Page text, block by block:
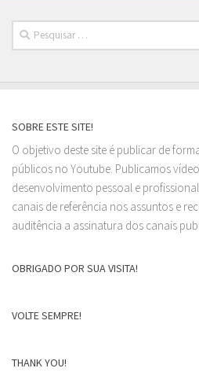
Pesquisar
por:
SOBRE ESTE SITE!
O objetivo deste site é publicar de
públicos no Youtube. Publicamos
desenvolvimento pessoal e
canais de referência nos assuntos e
auditência a assinatura dos canais
OBRIGADO POR SUA VISITA!
VOLTE SEMPRE!
THANK YOU!